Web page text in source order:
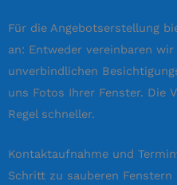
Für die Angebotserstellung
an: Entweder vereinbaren
unverbindlichen
uns Fotos Ihrer Fenster. Die
Regel schneller.
Kontaktaufnahme und
Schritt zu sauberen